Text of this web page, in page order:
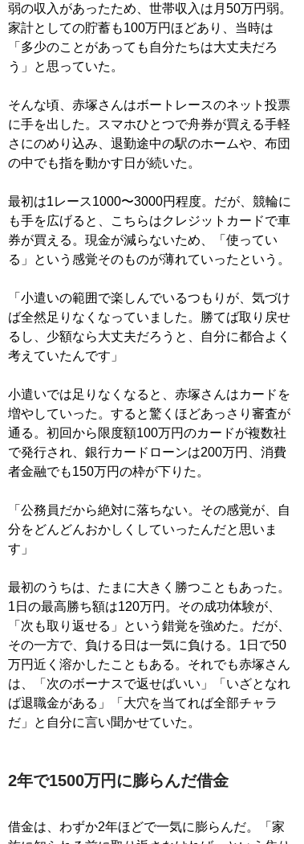
弱の収入があったため、世帯収入は月50万円弱。
家計としての貯蓄も100万円ほどあり、当時は
「多少のことがあっても自分たちは大丈夫だろ
う」と思っていた。
そんな頃、赤塚さんはボートレースのネット投票
に手を出した。スマホひとつで舟券が買える手軽
さにのめり込み、退勤途中の駅のホームや、布団
の中でも指を動かす日が続いた。
最初は1レース1000〜3000円程度。だが、競輪に
も手を広げると、こちらはクレジットカードで車
券が買える。現金が減らないため、「使ってい
る」という感覚そのものが薄れていったという。
「小遣いの範囲で楽しんでいるつもりが、気づけ
ば全然足りなくなっていました。勝てば取り戻せ
るし、少額なら大丈夫だろうと、自分に都合よく
考えていたんです」
小遣いでは足りなくなると、赤塚さんはカードを
増やしていった。すると驚くほどあっさり審査が
通る。初回から限度額100万円のカードが複数社
で発行され、銀行カードローンは200万円、消費
者金融でも150万円の枠が下りた。
「公務員だから絶対に落ちない。その感覚が、自
分をどんどんおかしくしていったんだと思いま
す」
最初のうちは、たまに大きく勝つこともあった。
1日の最高勝ち額は120万円。その成功体験が、
「次も取り返せる」という錯覚を強めた。だが、
その一方で、負ける日は一気に負ける。1日で50
万円近く溶かしたこともある。それでも赤塚さん
は、「次のボーナスで返せばいい」「いざとなれ
ば退職金がある」「大穴を当てれば全部チャラ
だ」と自分に言い聞かせていた。
2年で1500万円に膨らんだ借金
借金は、わずか2年ほどで一気に膨らんだ。「家